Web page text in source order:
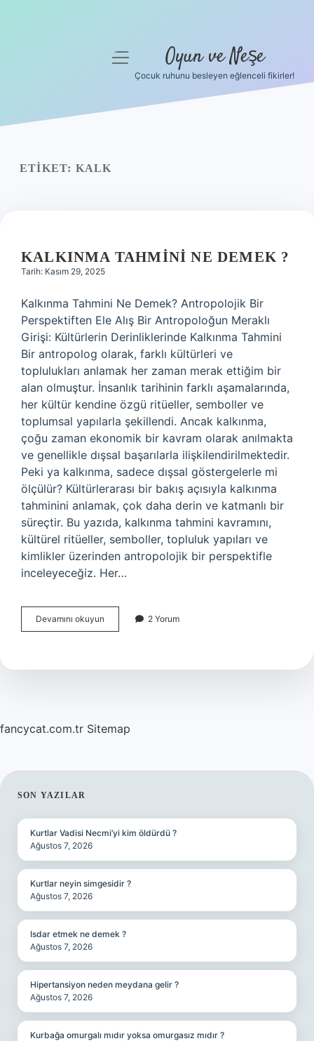
Yasal Uyarı
menüyü
Oyun ve Neşe
Çocuk ruhunu besleyen eğlenceli fikirler!
ETIKET: KALK
KALKINMA TAHMINI NE DEMEK ?
Tarih: Kasım 29, 2025
Kalkınma Tahmini Ne Demek? Antropolojik Bir
Perspektiften Ele Alış Bir Antropoloğun Meraklı
Girişi: Kültürlerin Derinliklerinde Kalkınma Tahmini
Bir antropolog olarak, farklı kültürleri ve
toplulukları anlamak her zaman merak ettiğim bir
alan olmuştur. İnsanlık tarihinin farklı aşamalarında,
her kültür kendine özgü ritüeller, semboller ve
toplumsal yapılarla şekillendi. Ancak kalkınma,
çoğu zaman ekonomik bir kavram olarak anılmakta
ve genellikle dışsal başarılarla ilişkilendirilmektedir.
Peki ya kalkınma, sadece dışsal göstergelerle mi
ölçülür? Kültürlerarası bir bakış açısıyla kalkınma
tahminini anlamak, çok daha derin ve katmanlı bir
süreçtir. Bu yazıda, kalkınma tahmini kavramını,
kültürel ritüeller, semboller, topluluk yapıları ve
kimlikler üzerinden antropolojik bir perspektifle
inceleyeceğiz. Her…
Devamını okuyun Kalkınma
tahmini
?
2 Yorum
fancycat.com.tr Sitemap
SIDEBAR
SON YAZILAR
Kurtlar Vadisi Necmi’yi kim öldürdü ?
Ağustos 7, 2026
Kurtlar neyin simgesidir ?
Ağustos 7, 2026
Isdar etmek ne demek ?
Ağustos 7, 2026
Hipertansiyon neden meydana gelir ?
Ağustos 7, 2026
Kurbağa omurgalı mıdır yoksa omurgasız mıdır ?